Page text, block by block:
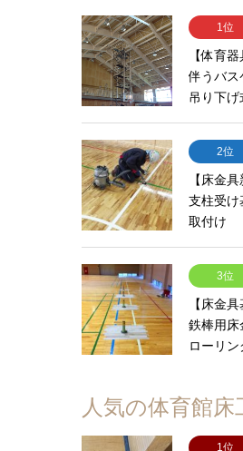
1位
【体育
伴うバス
吊り下
2位
【床金
支柱受け
取付け
3位
【床金
鉄棒用床
ローリ
人気の体育館床
1位